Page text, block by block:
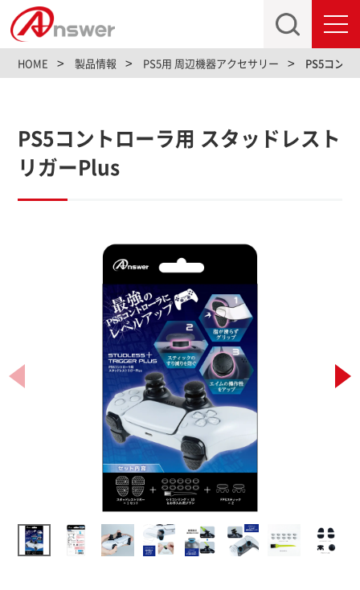
HOME 製品情報 PS5用 周辺機器アクセサリー PS5コン
PS5コントローラ用 スタッドレスト
リガーPlus